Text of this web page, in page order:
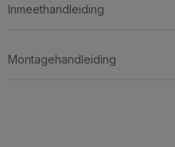
Inmeethandleiding
Montagehandleiding